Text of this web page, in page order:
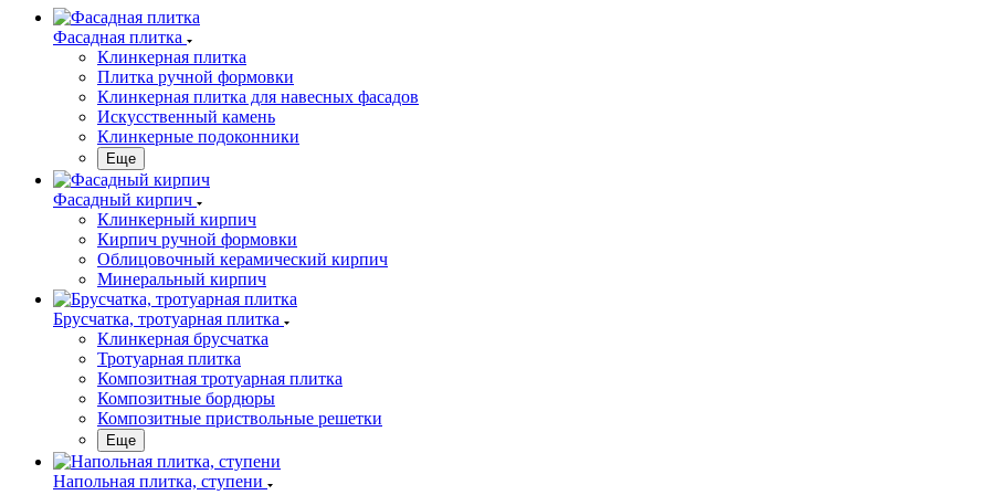
Фасадная плитка
Клинкерная плитка
Плитка ручной формовки
Клинкерная плитка для навесных фасадов
Искусственный камень
Клинкерные подоконники
Еще
Фасадный кирпич
Клинкерный кирпич
Кирпич ручной формовки
Облицовочный керамический кирпич
Минеральный кирпич
Брусчатка, тротуарная плитка
Клинкерная брусчатка
Тротуарная плитка
Композитная тротуарная плитка
Композитные бордюры
Композитные приствольные решетки
Еще
Напольная плитка, ступени